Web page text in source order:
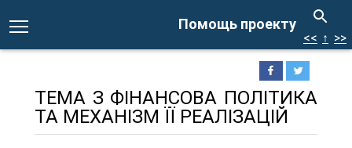
Помощь проекту
<< ↑ >>
ТЕМА З ФІНАНСОВА ПОЛІТИКА
ТА МЕХАНІЗМ ЇЇ РЕАЛІЗАЦІЙ